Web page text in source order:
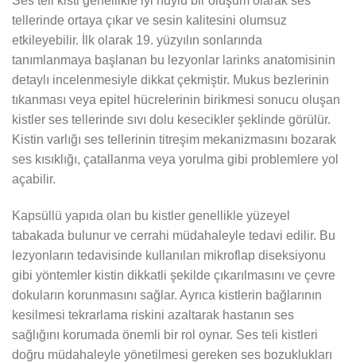
tellerinde ortaya çıkar ve sesin kalitesini olumsuz
etkileyebilir. İlk olarak 19. yüzyılın sonlarında
tanımlanmaya başlanan bu lezyonlar larinks anatomisinin
detaylı incelenmesiyle dikkat çekmiştir. Mukus bezlerinin
tıkanması veya epitel hücrelerinin birikmesi sonucu oluşan
kistler ses tellerinde sıvı dolu kesecikler şeklinde görülür.
Kistin varlığı ses tellerinin titreşim mekanizmasını bozarak
ses kısıklığı, çatallanma veya yorulma gibi problemlere yol
açabilir.
Kapsüllü yapıda olan bu kistler genellikle yüzeyel
tabakada bulunur ve cerrahi müdahaleyle tedavi edilir. Bu
lezyonların tedavisinde kullanılan mikroflap diseksiyonu
gibi yöntemler kistin dikkatli şekilde çıkarılmasını ve çevre
dokuların korunmasını sağlar. Ayrıca kistlerin bağlarının
kesilmesi tekrarlama riskini azaltarak hastanın ses
sağlığını korumada önemli bir rol oynar. Ses teli kistleri
doğru müdahaleyle yönetilmesi gereken ses bozuklukları